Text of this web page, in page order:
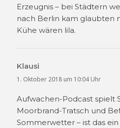
Erzeugnis – bei Städtern
nach Berlin kam glaubten
Kühe wären lila.
Klausi
1. Oktober 2018 um 10:04 Uhr
Aufwachen-Podcast spielt
Moorbrand-Tratsch und
Sommerwetter – ist das